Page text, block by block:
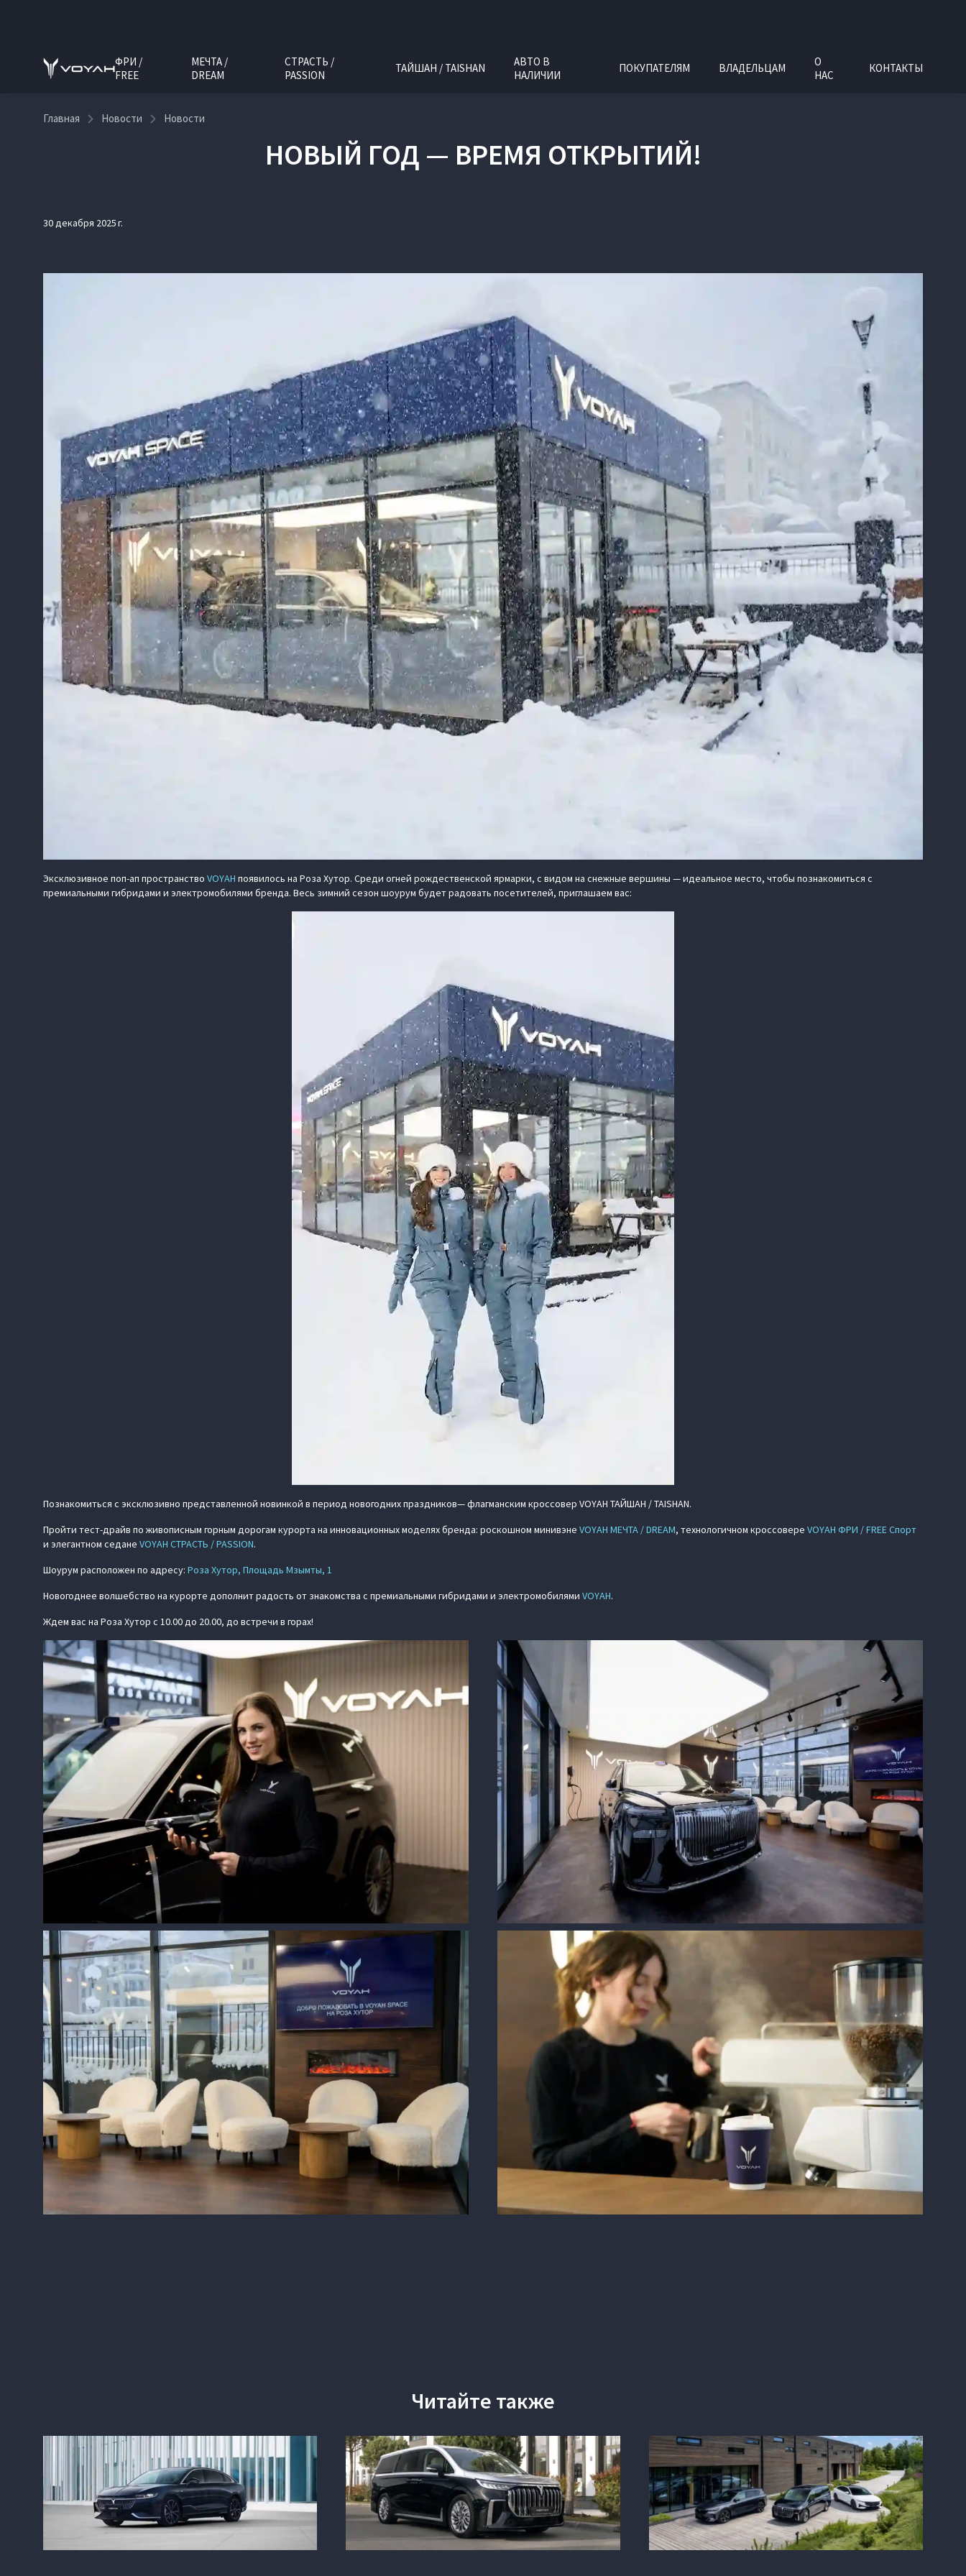
ФРИ /
FREE
МЕЧТА /
DREAM
СТРАСТЬ /
PASSION
ТАЙШАН / TAISHAN
АВТО В
НАЛИЧИИ
ПОКУПАТЕЛЯМ ВЛАДЕЛЬЦАМ
О
НАС
КОНТАКТЫ
Главная Новости Новости
НОВЫЙ ГОД — ВРЕМЯ ОТКРЫТИЙ!
30 декабря 2025 г.
Эксклюзивное поп‑ап пространство VOYAH появилось на Роза Хутор. Среди огней рождественской ярмарки, с видом на снежные вершины — идеальное место, чтобы познакомиться с
премиальными гибридами и электромобилями бренда. Весь зимний сезон шоурум будет радовать посетителей, приглашаем вас:
Познакомиться с эксклюзивно представленной новинкой в период новогодних праздников— флагманским кроссовер VOYAH ТАЙШАН / TAISHAN.
Пройти тест-драйв по живописным горным дорогам курорта на инновационных моделях бренда: роскошном минивэне VOYAH МЕЧТА / DREAM, технологичном кроссовере VOYAH ФРИ / FREE Спорт
и элегантном седане VOYAH СТРАСТЬ / PASSION.
Шоурум расположен по адресу: Роза Хутор, Площадь Мзымты, 1
Новогоднее волшебство на курорте дополнит радость от знакомства с премиальными гибридами и электромобилями VOYAH.
Ждем вас на Роза Хутор с 10.00 до 20.00, до встречи в горах!
Читайте также